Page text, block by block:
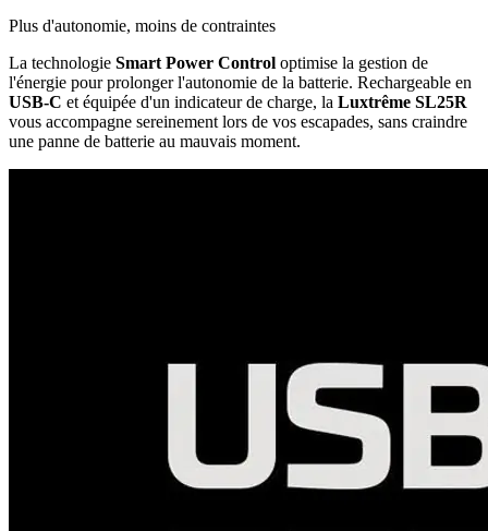
Plus d'autonomie, moins de contraintes
La technologie Smart Power Control optimise la gestion de
l'énergie pour prolonger l'autonomie de la batterie. Rechargeable en
USB-C et équipée d'un indicateur de charge, la Luxtrême SL25R
vous accompagne sereinement lors de vos escapades, sans craindre
une panne de batterie au mauvais moment.